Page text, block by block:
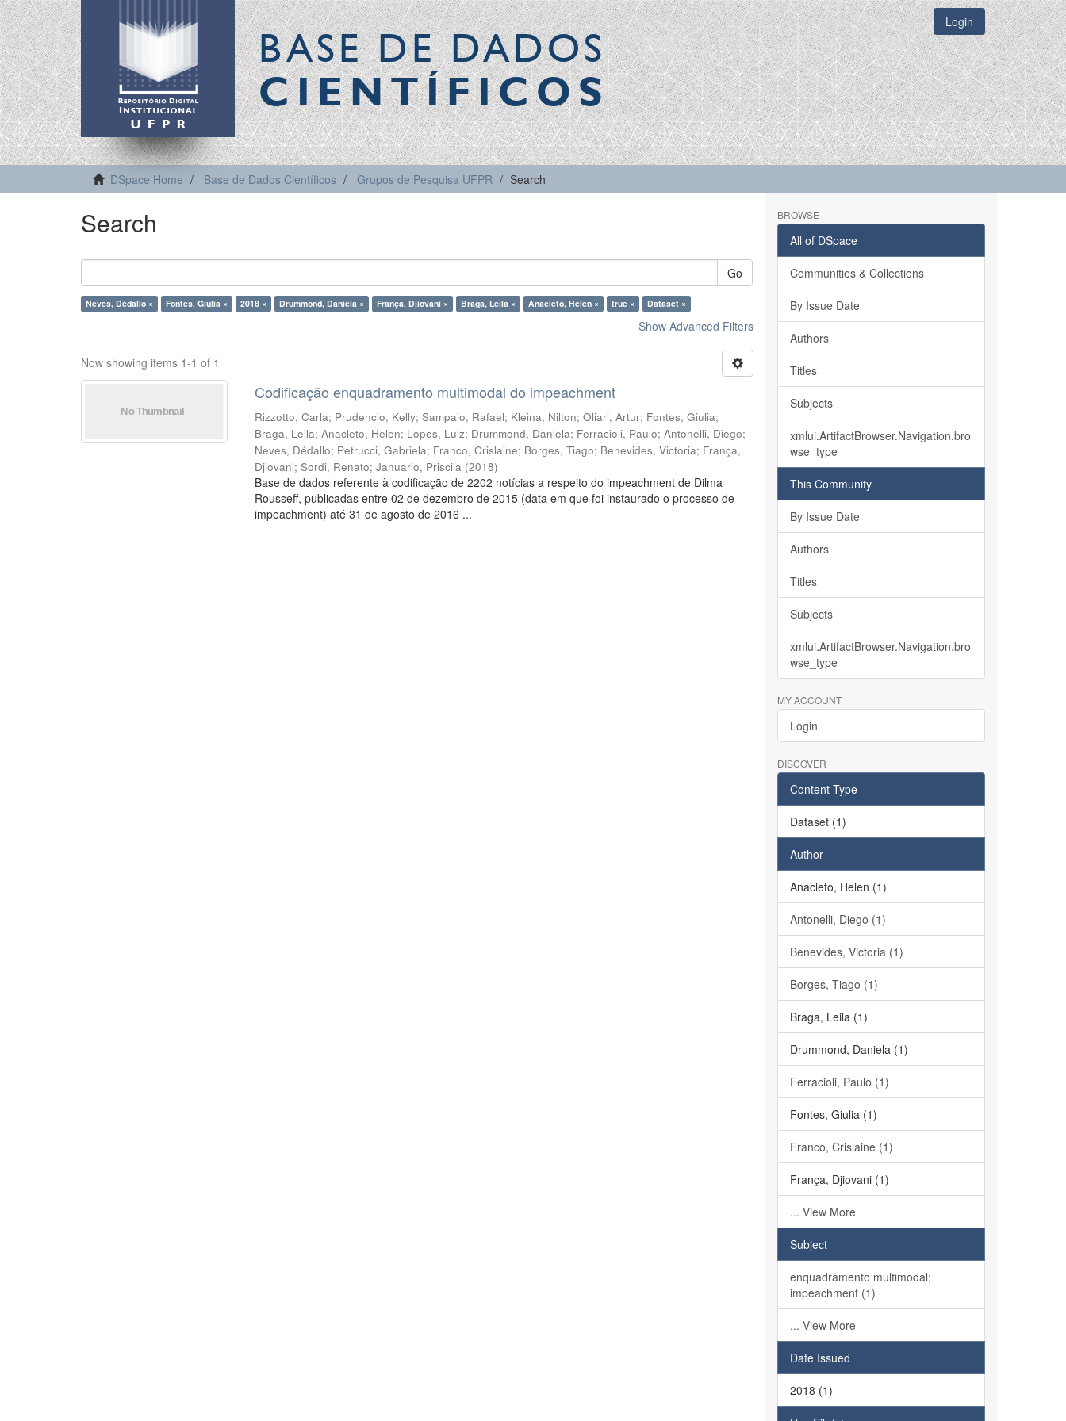
BASE DE DADOS
CIENTÍFICOS
Login
DSpace Home Base de Dados Científicos Grupos de Pesquisa UFPR Search
Search
Go
Neves, Dédallo × Fontes, Giulia × 2018 × Drummond, Daniela × França, Djiovani × Braga, Leila × Anacleto, Helen × true × Dataset ×
Show Advanced Filters
Now showing items 1-1 of 1
Codificação enquadramento multimodal do impeachment
Rizzotto, Carla; Prudencio, Kelly;Sampaio, Rafael; Kleina, Nilton;Oliari, Artur; Fontes, Giulia;
Braga, Leila;Anacleto, Helen; Lopes, Luiz; Drummond, Daniela; Ferracioli, Paulo;Antonelli, Diego;
Neves, Dédallo; Petrucci, Gabriela; Franco, Crislaine; Borges, Tiago; Benevides, Victoria; França,
Djiovani;Sordi, Renato;Januario, Priscila (2018)
Base de dados referente à codificação de 2202 notícias a respeito do impeachment de Dilma
Rousseff, publicadas entre 02 de dezembro de 2015 (data em que foi instaurado o processo de
impeachment) até 31 de agosto de 2016 ...
BROWSE
All of DSpace
Communities & Collections
By Issue Date
Authors
Titles
Subjects
xmlui.ArtifactBrowser.Navigation.bro
wse_type
This Community
By Issue Date
Authors
Titles
Subjects
xmlui.ArtifactBrowser.Navigation.bro
wse_type
MY ACCOUNT
Login
DISCOVER
Content Type
Dataset (1)
Author
Anacleto, Helen (1)
Antonelli, Diego (1)
Benevides, Victoria (1)
Borges, Tiago (1)
Braga, Leila (1)
Drummond, Daniela (1)
Ferracioli, Paulo (1)
Fontes, Giulia (1)
Franco, Crislaine (1)
França, Djiovani (1)
... View More
Subject
enquadramento multimodal;
impeachment (1)
... View More
Date Issued
2018 (1)